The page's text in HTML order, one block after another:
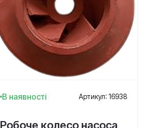
В наявності Артикул: 16938
Робоче колесо насоса